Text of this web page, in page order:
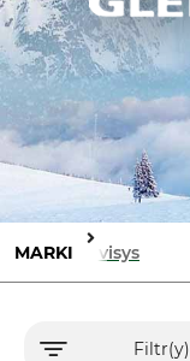
MARKI Devisys
Filtr(y)